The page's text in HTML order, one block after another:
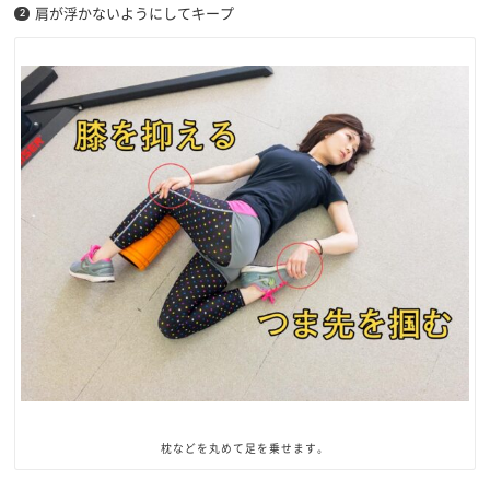
肩が浮かないようにしてキープ
枕などを丸めて足を乗せます。